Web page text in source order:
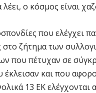
ο κόσμος είναι
που ελέγχει
στο ζήτημα των
που πέτυχαν σε
έκλεισαν και που
13 ΕΚ